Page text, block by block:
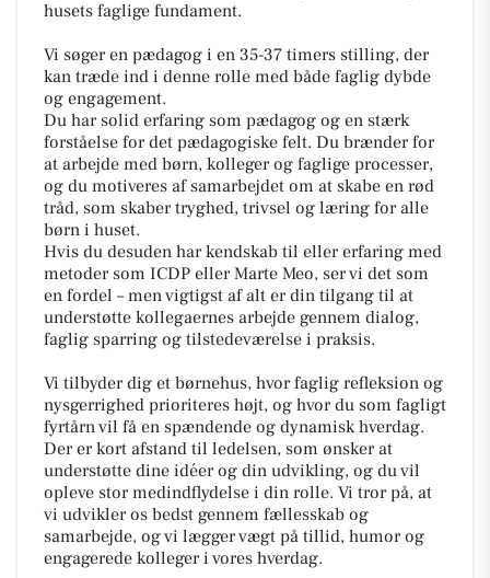
husets faglige fundament.
Vi søger en pædagog i en 35-37 timers stilling, der
kan træde ind i denne rolle med både faglig dybde
og engagement.
Du har solid erfaring som pædagog og en stærk
forståelse for det pædagogiske felt. Du brænder for
at arbejde med børn, kolleger og faglige processer,
og du motiveres af samarbejdet om at skabe en rød
tråd, som skaber tryghed, trivsel og læring for alle
børn i huset.
Hvis du desuden har kendskab til eller erfaring med
metoder som ICDP eller Marte Meo, ser vi det som
en fordel – men vigtigst af alt er din tilgang til at
understøtte kollegaernes arbejde gennem dialog,
faglig sparring og tilstedeværelse i praksis.
Vi tilbyder dig et børnehus, hvor faglig refleksion og
nysgerrighed prioriteres højt, og hvor du som fagligt
fyrtårn vil få en spændende og dynamisk hverdag.
Der er kort afstand til ledelsen, som ønsker at
understøtte dine idéer og din udvikling, og du vil
opleve stor medindflydelse i din rolle. Vi tror på, at
vi udvikler os bedst gennem fællesskab og
samarbejde, og vi lægger vægt på tillid, humor og
engagerede kolleger i vores hverdag.